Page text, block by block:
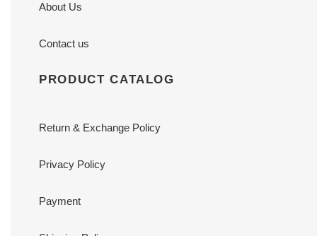
About Us
Contact us
PRODUCT CATALOG
Return & Exchange Policy
Privacy Policy
Payment